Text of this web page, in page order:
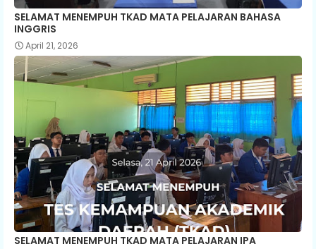
SELAMAT MENEMPUH TKAD MATA PELAJARAN BAHASA
INGGRIS
April 21, 2026
SELAMAT MENEMPUH TKAD MATA PELAJARAN IPA